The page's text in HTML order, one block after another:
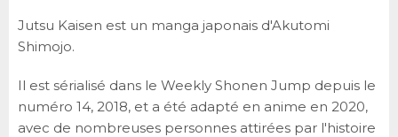
Jutsu Kaisen est un manga japonais d'Akutomi
Shimojo.
Il est sérialisé dans le Weekly Shonen Jump depuis le
numéro 14, 2018, et a été adapté en anime en 2020,
avec de nombreuses personnes attirées par l'histoire